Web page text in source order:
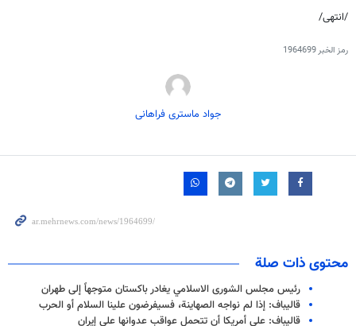
/انتهى/
رمز الخبر1964699
جواد ماستری فراهانی
محتوى ذات صلة
رئيس مجلس الشورى الاسلامي يغادر باكستان متوجهاً إلى طهران
قاليباف: إذا لم نواجه الصهاينة، فسيفرضون علينا السلام أو الحرب
قاليباف: على أمريكا أن تتحمل عواقب عدوانها على إيران